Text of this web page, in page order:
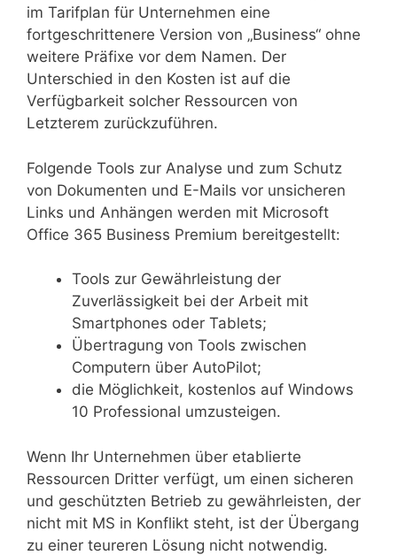
im Tarifplan für Unternehmen eine
fortgeschrittenere Version von „Business“ ohne
weitere Präfixe vor dem Namen. Der
Unterschied in den Kosten ist auf die
Verfügbarkeit solcher Ressourcen von
Letzterem zurückzuführen.
Folgende Tools zur Analyse und zum Schutz
von Dokumenten und E-Mails vor unsicheren
Links und Anhängen werden mit Microsoft
Office 365 Business Premium bereitgestellt:
Tools zur Gewährleistung der
Zuverlässigkeit bei der Arbeit mit
Smartphones oder Tablets;
Übertragung von Tools zwischen
Computern über AutoPilot;
die Möglichkeit, kostenlos auf Windows
10 Professional umzusteigen.
Wenn Ihr Unternehmen über etablierte
Ressourcen Dritter verfügt, um einen sicheren
und geschützten Betrieb zu gewährleisten, der
nicht mit MS in Konflikt steht, ist der Übergang
zu einer teureren Lösung nicht notwendig.